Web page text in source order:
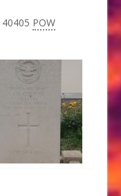
40405 POW